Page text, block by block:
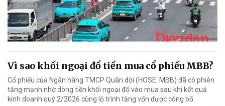
Vì sao khối ngoại đổ tiền mua cổ phiếu MBB?
Cổ phiếu của Ngân hàng TMCP Quân đội (HOSE: MBB) đã có phiên
tăng mạnh nhờ dòng tiền khối ngoại đổ vào mua sau khi kết quả
kinh doanh quý 2/2026 cùng lộ trình tăng vốn được công bố.